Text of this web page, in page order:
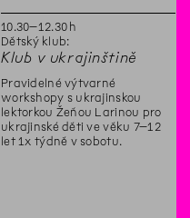
10.30–12.30 h
Dětský klub:
Klub v ukrajinštině
Pravidelné výtvarné
workshopy s ukrajinskou
lektorkou Žeňou Larinou pro
ukrajinské děti ve věku 7–12
let 1x týdně v sobotu.